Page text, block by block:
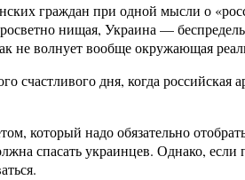
граждан при одной мысли о
нищая, Украина —
не волнует вообще окружающая
дня, когда российская
который надо обязательно
спасать украинцев. Однако,